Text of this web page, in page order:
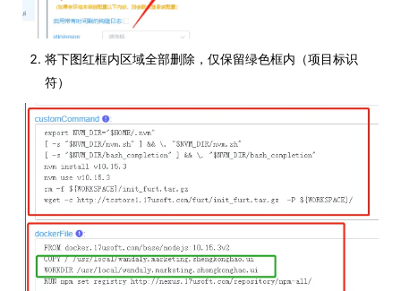
将下图红框内区域全部删除，仅保留绿色框内（项目标识
符）